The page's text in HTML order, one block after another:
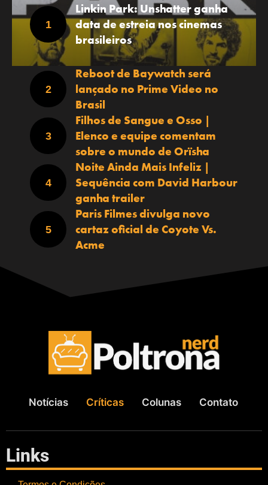
Linkin Park: Unshatter ganha
data de estreia nos cinemas
brasileiros
Reboot de Baywatch será
lançado no Prime Video no
Brasil
Filhos de Sangue e Osso |
Elenco e equipe comentam
sobre o mundo de Orïsha
Noite Ainda Mais Infeliz |
Sequência com David Harbour
ganha trailer
Paris Filmes divulga novo
cartaz oficial de Coyote Vs.
Acme
Notícias Críticas Colunas Contato
Links